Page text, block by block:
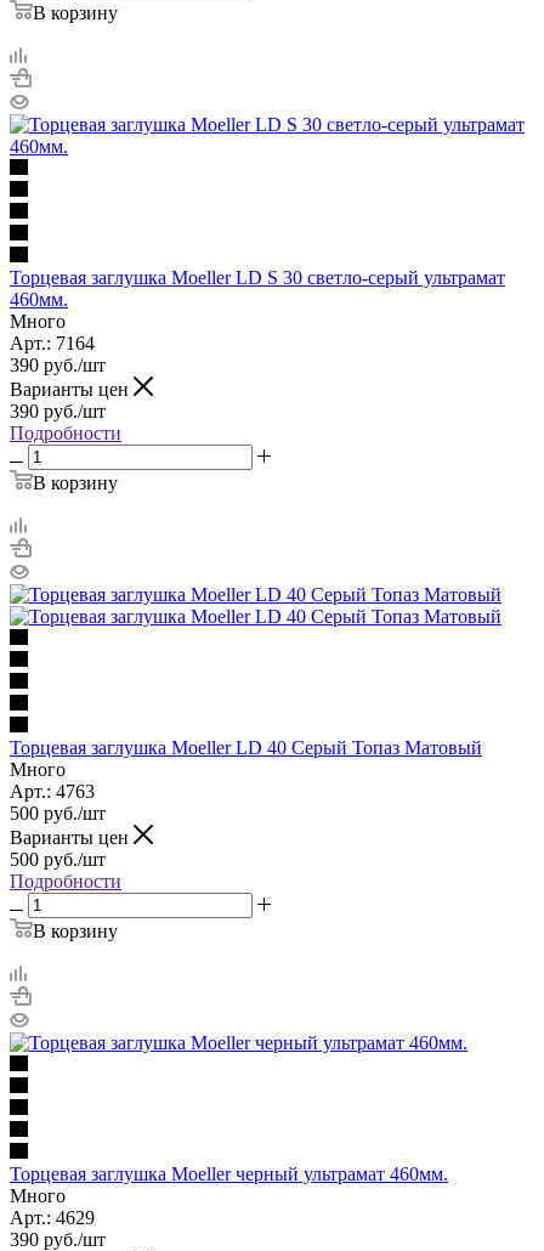
В корзину
Торцевая заглушка Moeller LD S 30 светло-серый ультрамат
460мм.
Много
Арт.: 7164
390 руб./шт
Варианты цен
390 руб./шт
Подробности
В корзину
Торцевая заглушка Moeller LD 40 Серый Топаз Матовый
Много
Арт.: 4763
500 руб./шт
Варианты цен
500 руб./шт
Подробности
В корзину
Торцевая заглушка Moeller черный ультрамат 460мм.
Много
Арт.: 4629
390 руб./шт